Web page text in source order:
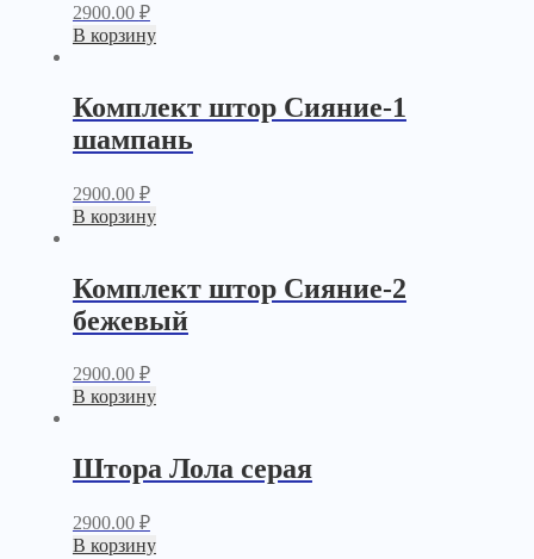
2900.00 ₽
В корзину
Комплект штор Сияние-1
шампань
2900.00 ₽
В корзину
Комплект штор Сияние-2
бежевый
2900.00 ₽
В корзину
Штора Лола серая
2900.00 ₽
В корзину